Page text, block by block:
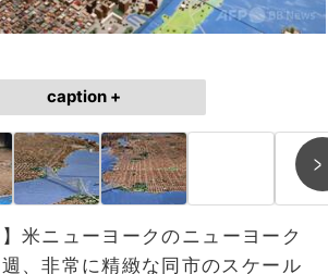
caption +
米ニューヨークのニューヨーク
、非常に精緻な同市のスケール